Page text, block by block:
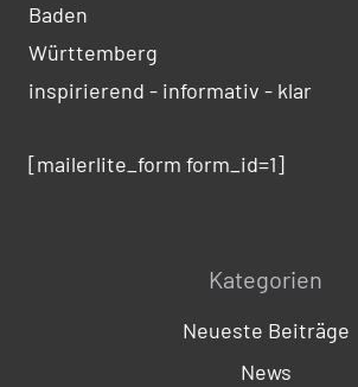
Baden
Württemberg
inspirierend - informativ - klar
[mailerlite_form form_id=1]
Kategorien
Neueste Beiträge
News